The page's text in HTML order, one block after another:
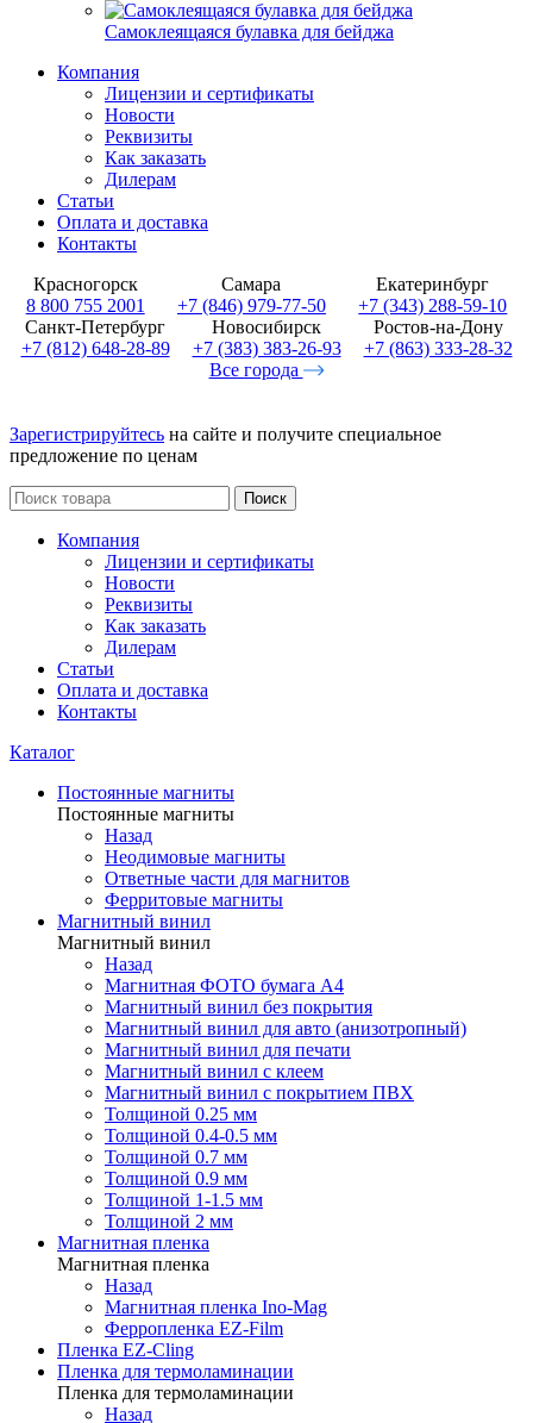
Самоклеящаяся булавка для бейджа
Компания
Лицензии и сертификаты
Новости
Реквизиты
Как заказать
Дилерам
Статьи
Оплата и доставка
Контакты
Красногорск
8 800 755 2001
Самара
+7 (846) 979-77-50
Екатеринбург
+7 (343) 288-59-10
Санкт-Петербург
+7 (812) 648-28-89
Новосибирск
+7 (383) 383-26-93
Ростов-на-Дону
+7 (863) 333-28-32
Все города
Зарегистрируйтесь на сайте и получите специальное
предложение по ценам
Поиск
Компания
Лицензии и сертификаты
Новости
Реквизиты
Как заказать
Дилерам
Статьи
Оплата и доставка
Контакты
Каталог
Постоянные магниты
Постоянные магниты
Назад
Неодимовые магниты
Ответные части для магнитов
Ферритовые магниты
Магнитный винил
Магнитный винил
Назад
Магнитная ФОТО бумага А4
Магнитный винил без покрытия
Магнитный винил для авто (анизотропный)
Магнитный винил для печати
Магнитный винил с клеем
Магнитный винил с покрытием ПВХ
Толщиной 0.25 мм
Толщиной 0.4-0.5 мм
Толщиной 0.7 мм
Толщиной 0.9 мм
Толщиной 1-1.5 мм
Толщиной 2 мм
Магнитная пленка
Магнитная пленка
Назад
Магнитная пленка Ino-Mag
Ферропленка EZ-Film
Пленка EZ-Cling
Пленка для термоламинации
Пленка для термоламинации
Назад